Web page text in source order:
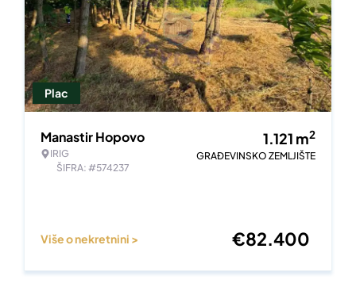
Plac
Manastir Hopovo
IRIG
ŠIFRA: #574237
1.121 m2
GRAĐEVINSKO ZEMLJIŠTE
Više o nekretnini > €82.400